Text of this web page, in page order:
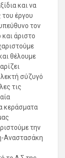
και να
του έργου
τον
άριστο
θέλουμε
σύζυγό
τις
κεράσματα
την
Αναστασάκη